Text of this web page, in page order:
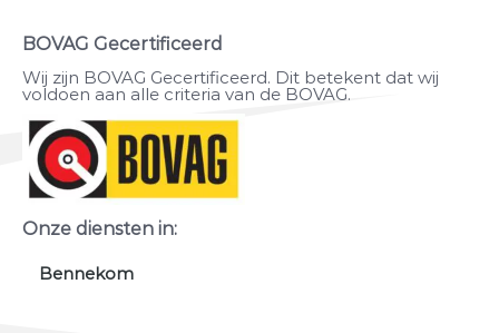
BOVAG Gecertificeerd
Wij zijn BOVAG Gecertificeerd. Dit betekent dat wij
voldoen aan alle criteria van de BOVAG.
Onze diensten in:
Bennekom